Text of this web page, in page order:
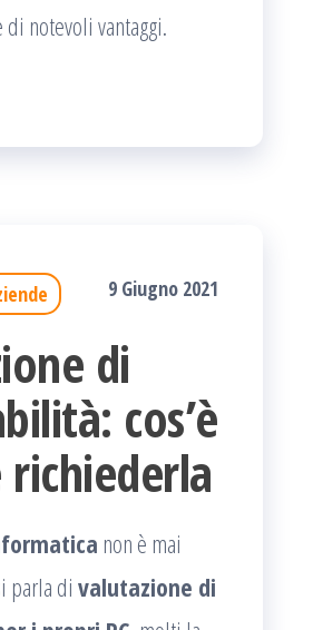
notevoli vantaggi.
9 Giugno 2021
di
cos’è
non è mai
parla di valutazione di